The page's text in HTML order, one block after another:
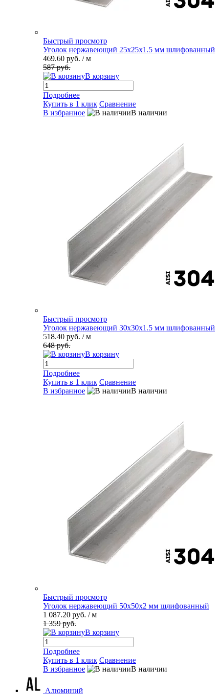
Быстрый просмотр
Уголок нержавеющий 25х25х1.5 мм шлифованный
469.60 руб. / м
587 руб.
В корзину
Подробнее
Купить в 1 клик Сравнение
В избранное
В наличии
Быстрый просмотр
Уголок нержавеющий 30х30х1.5 мм шлифованный
518.40 руб. / м
648 руб.
В корзину
Подробнее
Купить в 1 клик Сравнение
В избранное
В наличии
Быстрый просмотр
Уголок нержавеющий 50х50х2 мм шлифованный
1 087.20 руб. / м
1 359 руб.
В корзину
Подробнее
Купить в 1 клик Сравнение
В избранное
В наличии
Алюминий